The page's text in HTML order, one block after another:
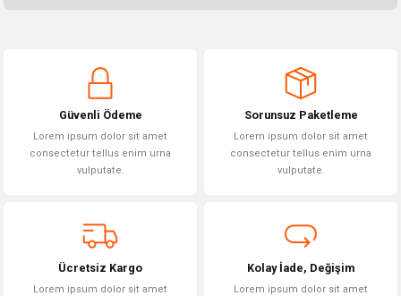
Görüş ve önerileriniz için teşekkür ederiz.
Ürün açıklamasında eksik bilgiler bulunuyor.
Ürün bilgilerinde hatalar bulunuyor.
Bu ürüne benzer farklı alternatifler olmalı.
Güvenli Ödeme
Lorem ipsum dolor sit amet
consectetur tellus enim urna
vulputate.
Sorunsuz Paketleme
Lorem ipsum dolor sit amet
consectetur tellus enim urna
vulputate.
Ücretsiz Kargo
Lorem ipsum dolor sit amet
Kolay İade, Değişim
Lorem ipsum dolor sit amet